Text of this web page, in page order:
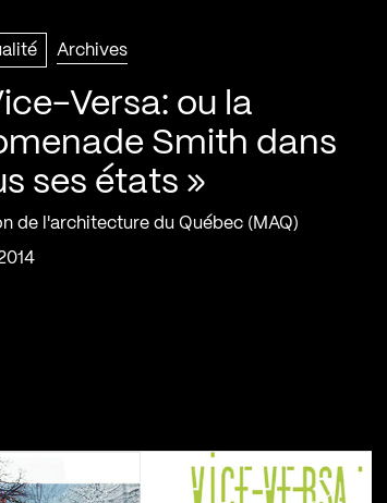
Archives
Versa: ou la
Smith dans
ses états »
de l'architecture du Québec (MAQ)